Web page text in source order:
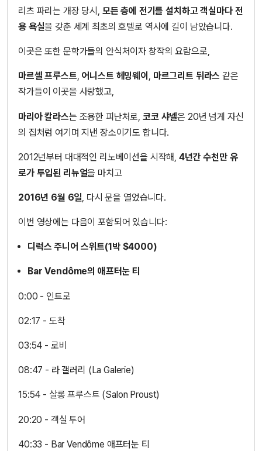
리츠 파리는 개장 당시, 모든 층에 전기를 설치하고 객실마다 전
용 욕실을 갖춘 세계 최초의 호텔로 역사에 길이 남았습니다.
이곳은 또한 문학가들의 안식처이자 창작의 요람으로,
마르셀 프루스트, 어니스트 헤밍웨이 , 마르그리트 뒤라스 같은
작가들이 이곳을 사랑했고,
마리아 칼라스는 조용한 피난처로, 코코 샤넬은 20년 넘게 자신
의 집처럼 여기며 지낸 장소이기도 합니다.
2012년부터 대대적인 리노베이션을 시작해, 4년간 수천만 유
로가 투입된 리뉴얼을 마치고
2016년 6월 6일, 다시 문을 열었습니다.
이번 영상에는 다음이 포함되어 있습니다:
디럭스 주니어 스위트(1박 $4000)
Bar Vendôme의 애프터눈 티
0:00 - 인트로
02:17 - 도착
03:54 - 로비
08:47 - 라 갤러리 (La Galerie)
15:54 - 살롱 프루스트 (Salon Proust)
20:20 - 객실 투어
40:33 - Bar Vendôme 애프터눈 티